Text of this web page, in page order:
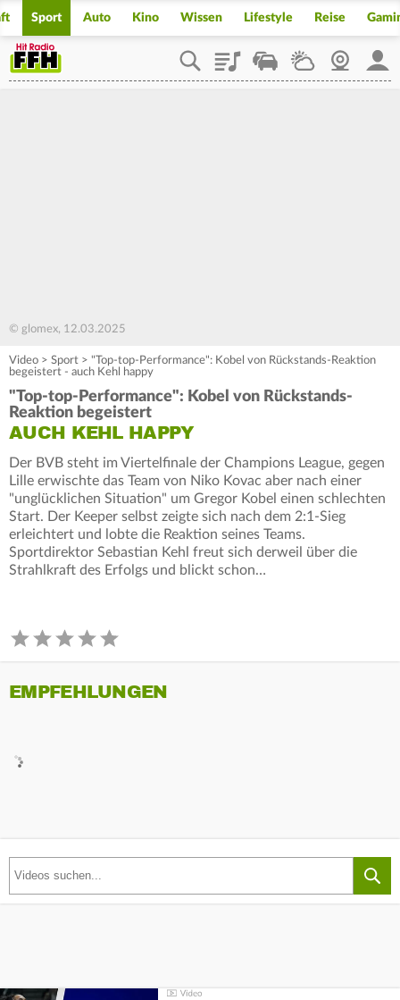
Sport Auto Kino Wissen Lifestyle Reise
PlaylistStaupilotWetterWebcam
© glomex, 12.03.2025
Video > Sport > "Top-top-Performance": Kobel von Rückstands-Reaktion
begeistert - auch Kehl happy
"Top-top-Performance": Kobel von Rückstands-
Reaktion begeistert
AUCH KEHL HAPPY
Der BVB steht im Viertelfinale der Champions League, gegen
Lille erwischte das Team von Niko Kovac aber nach einer
"unglücklichen Situation" um Gregor Kobel einen schlechten
Start. Der Keeper selbst zeigte sich nach dem 2:1-Sieg
erleichtert und lobte die Reaktion seines Teams.
Sportdirektor Sebastian Kehl freut sich derweil über die
Strahlkraft des Erfolgs und blickt schon…
EMPFEHLUNGEN